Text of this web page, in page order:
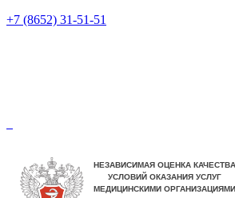
+7 (8652) 31-51-51